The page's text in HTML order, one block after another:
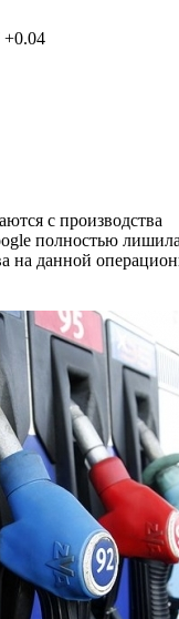
+0.04
с производства
полностью
на данной